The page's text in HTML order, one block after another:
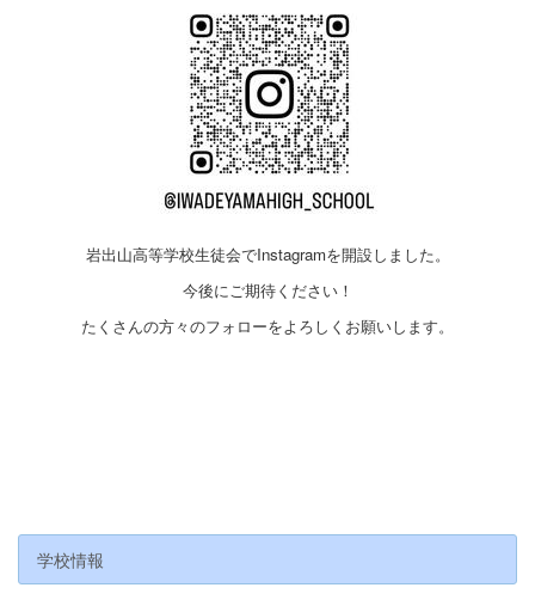
岩出山高等学校生徒会でInstagramを開設しました。
今後にご期待ください！
たくさんの方々のフォローをよろしくお願いします。
学校情報